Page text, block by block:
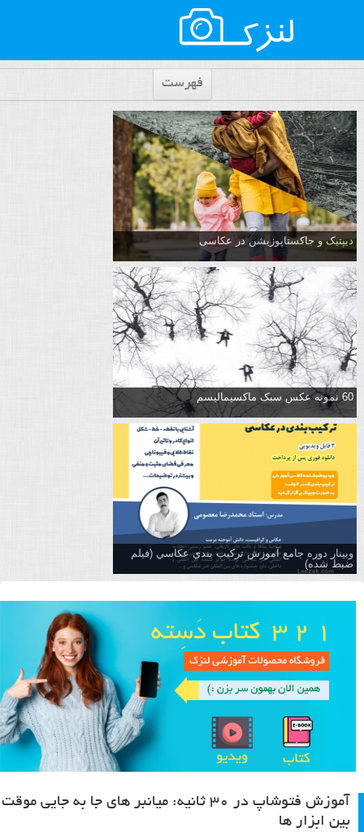
فهرست
دیپتیک و جاکستا‌پوزیشن در عکاسی
60 نمونه عکس سبک ماکسیمالیسم
وبینار دوره جامع آموزش تركيب بندي عكاسي (فیلم
ضبط شده)
آموزش فتوشاپ در ۳۰ ثانیه: میانبر های جا به جایی موقت
بین ابزار ها